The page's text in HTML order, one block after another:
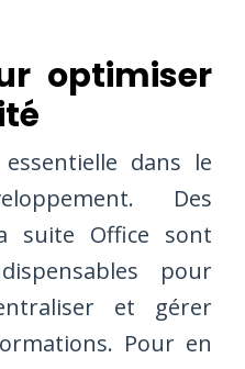
optimiser
dans le
Des
suite Office sont
pour
et gérer
Pour en